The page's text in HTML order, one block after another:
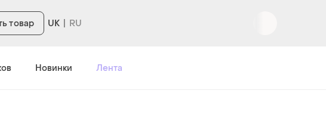
товар UK
Новинки Лента